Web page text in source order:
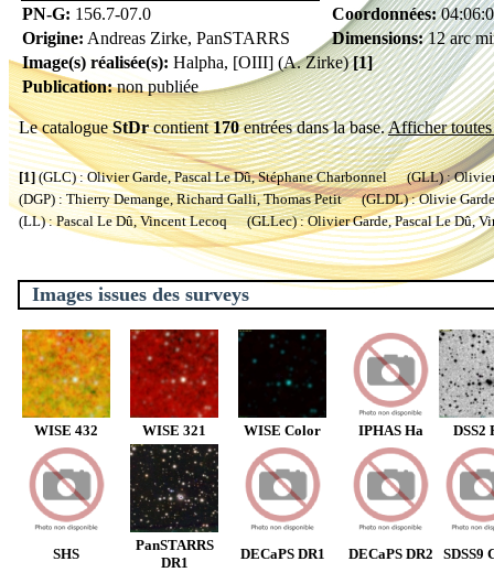
PN-G: 156.7-07.0 Coordonnées:
Origine: Andreas Zirke, PanSTARRS Dimensions:12 arc
Image(s) réalisée(s): Halpha, [OIII] (A. Zirke)[1]
Publication:non publiée
Le catalogueStDrcontient170entrées dans la base.Afficher toutes
[1](GLC) : Olivier Garde, Pascal Le Dû, Stéphane Charbonnel (GLL) :
(DGP) : Thierry Demange, Richard Galli, Thomas Petit (GLDL) : Olivie
(LL) : Pascal Le Dû, Vincent Lecoq (GLLec) : Olivier Garde, Pascal Le Dû,
Images issues des surveys
WISE 432 WISE 321 WISE Color IPHAS Ha DSS2
SHS
PanSTARRS
DR1
DECaPS DR1 DECaPS DR2 SDSS9